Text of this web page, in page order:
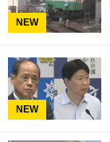
NEW
NEW